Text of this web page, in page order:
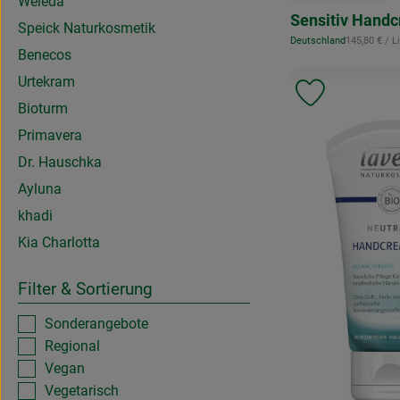
Speick Naturkosmetik
Benecos
Urtekram
Bioturm
Primavera
Dr. Hauschka
Ayluna
khadi
Kia Charlotta
Filter & Sortierung
Sonderangebote
Regional
Vegan
Vegetarisch
Sensitiv
, Herkunft:
Deutschland,145,80 € /
Produkt